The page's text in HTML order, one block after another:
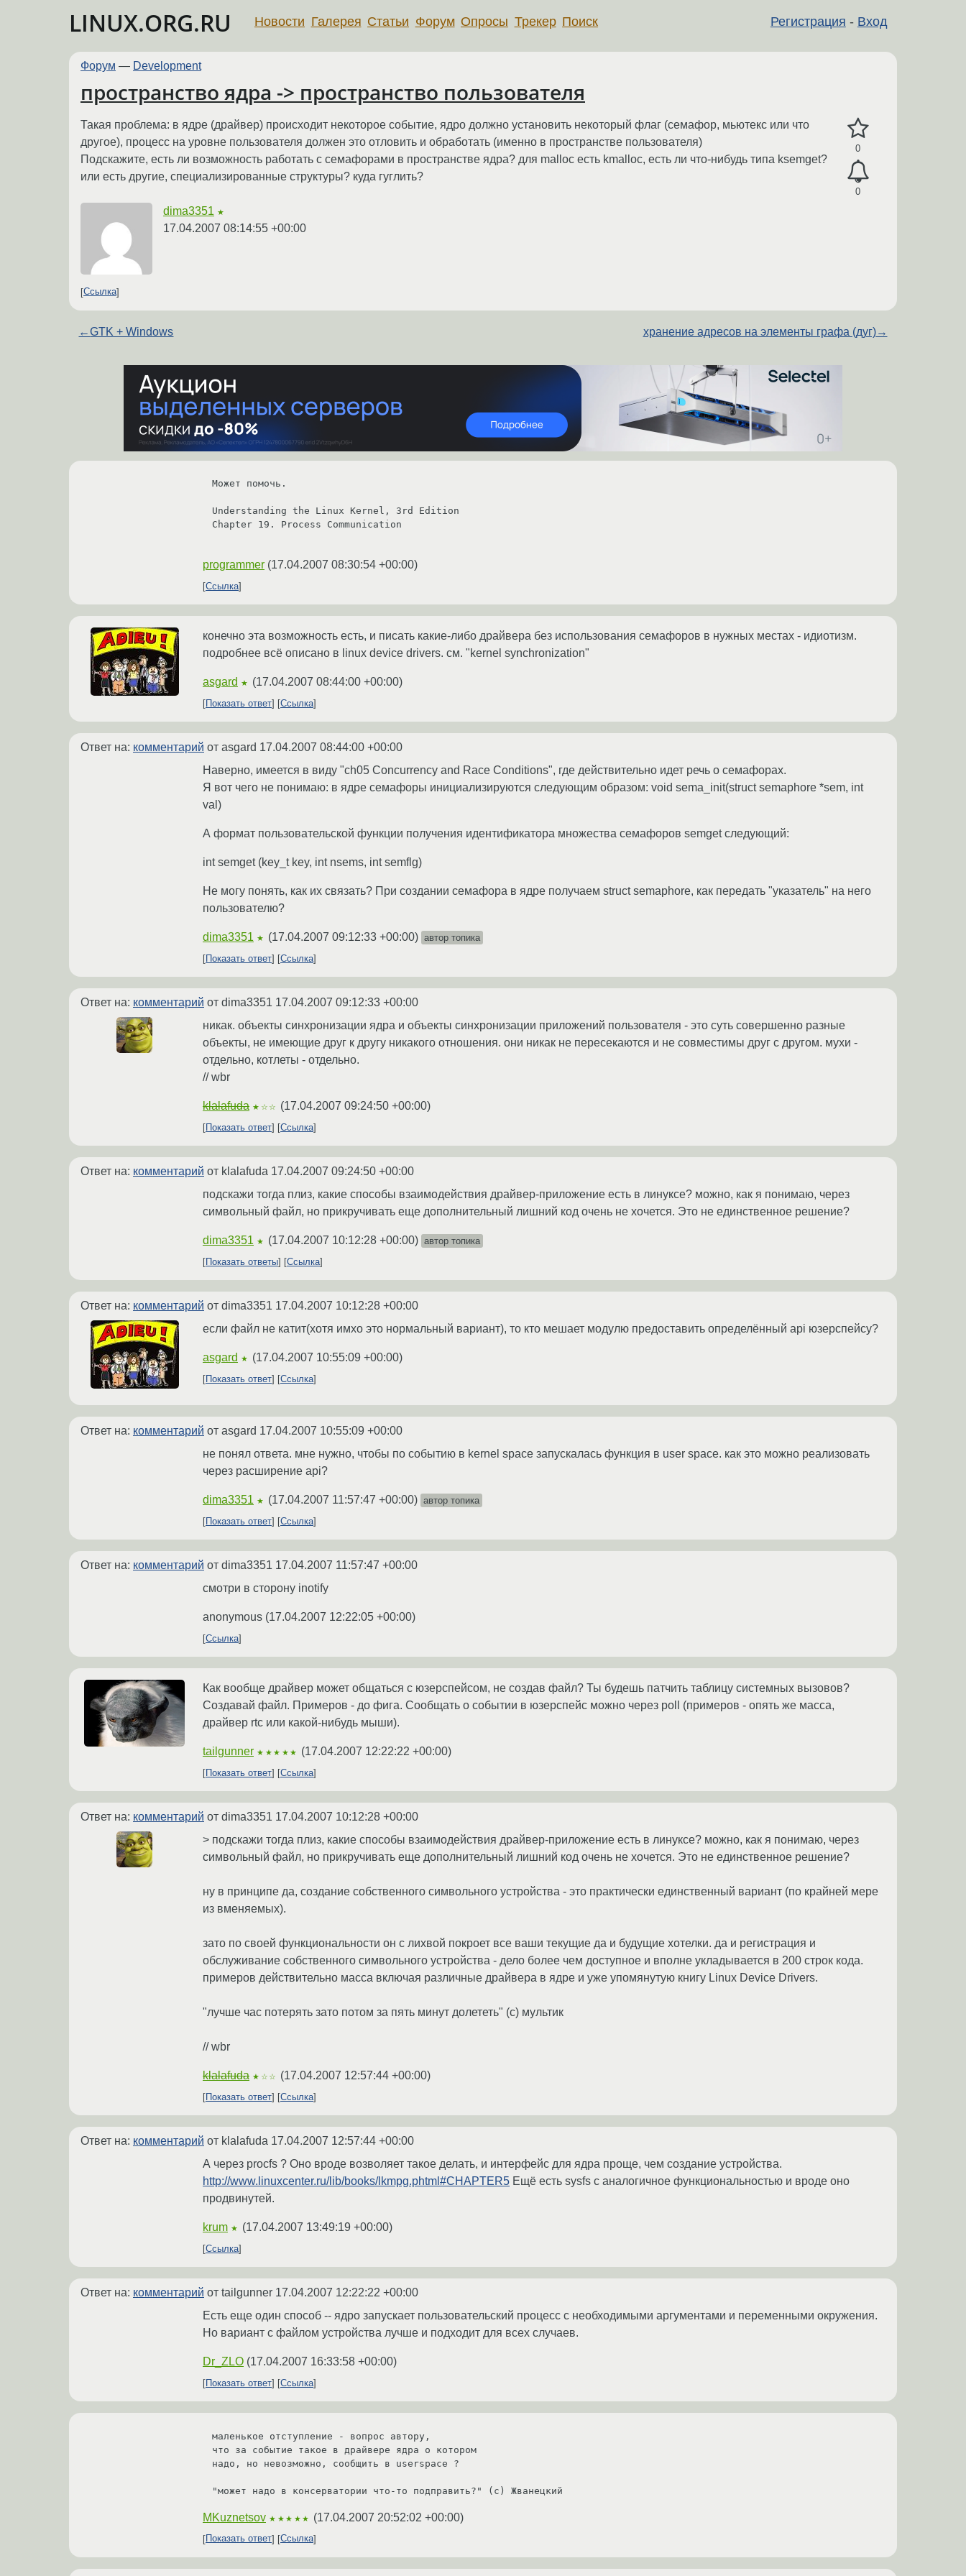
LINUX.ORG.RU Регистрация - Вход
Новости Галерея Статьи Форум Опросы Трекер Поиск
Форум — Development
пространство ядра -> пространство пользователя
0
0
Такая проблема: в ядре (драйвер) происходит некоторое событие, ядро должно установить некоторый флаг (семафор, мьютекс или что
другое), процесс на уровне пользователя должен это отловить и обработать (именно в пространстве пользователя)
Подскажите, есть ли возможность работать с семафорами в пространстве ядра? для malloc есть kmalloc, есть ли что-нибудь типа ksemget?
или есть другие, специализированные структуры? куда гуглить?
dima3351 ★
17.04.2007 08:14:55 +00:00
Ссылка
←GTK + Windows хранение адресов на элементы графа (дуг)→
Может помочь.
Understanding the Linux Kernel, 3rd Edition
Chapter 19. Process Communication
programmer (17.04.2007 08:30:54 +00:00)
Ссылка
конечно эта возможность есть, и писать какие-либо драйвера без использования семафоров в нужных местах - идиотизм.
подробнее всё описано в linux device drivers. см. "kernel synchronization"
asgard ★ (17.04.2007 08:44:00 +00:00)
Показать ответ Ссылка
Ответ на: комментарий от asgard 17.04.2007 08:44:00 +00:00
Наверно, имеется в виду "ch05 Concurrency and Race Conditions", где действительно идет речь о семафорах.
Я вот чего не понимаю: в ядре семафоры инициализируются следующим образом: void sema_init(struct semaphore *sem, int
val)
А формат пользовательской функции получения идентификатора множества семафоров semget следующий:
int semget (key_t key, int nsems, int semflg)
Не могу понять, как их связать? При создании семафора в ядре получаем struct semaphore, как передать "указатель" на него
пользователю?
dima3351 ★ (17.04.2007 09:12:33 +00:00) автор топика
Показать ответ
Ссылка
Ответ на: комментарий от dima3351 17.04.2007 09:12:33 +00:00
никак. объекты синхронизации ядра и объекты синхронизации приложений пользователя - это суть совершенно разные
объекты, не имеющие друг к другу никакого отношения. они никак не пересекаются и не совместимы друг с другом. мухи -
отдельно, котлеты - отдельно.
// wbr
klalafuda ★☆☆ (17.04.2007 09:24:50 +00:00)
Показать ответ Ссылка
Ответ на: комментарий от klalafuda 17.04.2007 09:24:50 +00:00
подскажи тогда плиз, какие способы взаимодействия драйвер-приложение есть в линуксе? можно, как я понимаю, через
символьный файл, но прикручивать еще дополнительный лишний код очень не хочется. Это не единственное решение?
dima3351 ★ (17.04.2007 10:12:28 +00:00) автор топика
Показать ответы
Ссылка
Ответ на: комментарий от dima3351 17.04.2007 10:12:28 +00:00
если файл не катит(хотя имхо это нормальный вариант), то кто мешает модулю предоставить определённый api юзерспейсу?
asgard ★ (17.04.2007 10:55:09 +00:00)
Показать ответ Ссылка
Ответ на: комментарий от asgard 17.04.2007 10:55:09 +00:00
не понял ответа. мне нужно, чтобы по событию в kernel space запускалась функция в user space. как это можно реализовать
через расширение api?
dima3351 ★ (17.04.2007 11:57:47 +00:00) автор топика
Показать ответ
Ссылка
Ответ на: комментарий от dima3351 17.04.2007 11:57:47 +00:00
смотри в сторону inotify
anonymous (17.04.2007 12:22:05 +00:00)
Ссылка
Как вообще драйвер может общаться с юзерспейсом, не создав файл? Ты будешь патчить таблицу системных вызовов?
Создавай файл. Примеров - до фига. Сообщать о событии в юзерспейс можно через poll (примеров - опять же масса,
драйвер rtc или какой-нибудь мыши).
tailgunner ★★★★★ (17.04.2007 12:22:22 +00:00)
Показать ответ Ссылка
Ответ на: комментарий от dima3351 17.04.2007 10:12:28 +00:00
> подскажи тогда плиз, какие способы взаимодействия драйвер-приложение есть в линуксе? можно, как я понимаю, через
символьный файл, но прикручивать еще дополнительный лишний код очень не хочется. Это не единственное решение?
ну в принципе да, создание собственного символьного устройства - это практически единственный вариант (по крайней мере
из вменяемых).
зато по своей функциональности он с лихвой покроет все ваши текущие да и будущие хотелки. да и регистрация и
обслуживание собственного символьного устройства - дело более чем доступное и вполне укладывается в 200 строк кода.
примеров действительно масса включая различные драйвера в ядре и уже упомянутую книгу Linux Device Drivers.
"лучше час потерять зато потом за пять минут долететь" (c) мультик
// wbr
klalafuda ★☆☆ (17.04.2007 12:57:44 +00:00)
Показать ответ Ссылка
Ответ на: комментарий от klalafuda 17.04.2007 12:57:44 +00:00
А через procfs ? Оно вроде возволяет такое делать, и интерфейс для ядра проще, чем создание устройства.
http://www.linuxcenter.ru/lib/books/lkmpg.phtml#CHAPTER5 Ещё есть sysfs с аналогичное функциональностью и вроде оно
продвинутей.
krum ★ (17.04.2007 13:49:19 +00:00)
Ссылка
Ответ на: комментарий от tailgunner 17.04.2007 12:22:22 +00:00
Есть еще один способ -- ядро запускает пользовательский процесс с необходимыми аргументами и переменными окружения.
Но вариант с файлом устройства лучше и подходит для всех случаев.
Dr_ZLO (17.04.2007 16:33:58 +00:00)
Показать ответ Ссылка
маленькое отступление - вопрос автору,
что за событие такое в драйвере ядра о котором
надо, но невозможно, сообщить в userspace ?
"может надо в консерватории что-то подправить?" (c) Жванецкий
MKuznetsov ★★★★★ (17.04.2007 20:52:02 +00:00)
Показать ответ Ссылка